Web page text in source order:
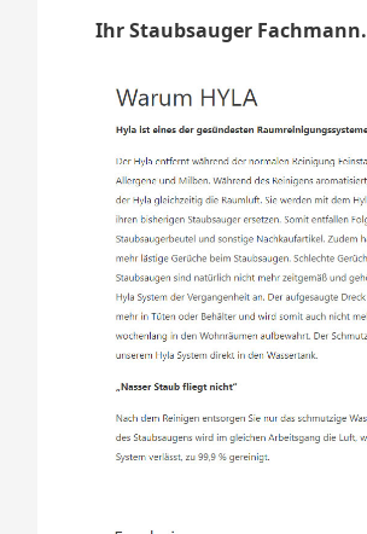
Ihr Staubsauger Fachmann.